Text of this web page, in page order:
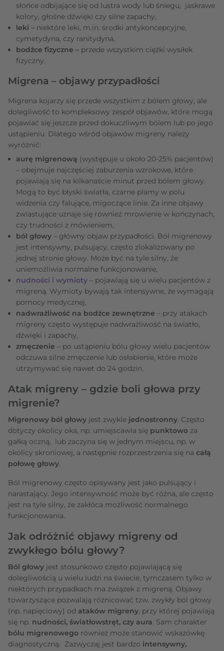
słońce odbijające się od lustra wody lub śniegu, jaskrawe
kolory, głośne dźwięki czy silne zapachy,
leki – niektóre leki, m.in. środki antykoncepcyjne,
cymetydyna, czy ranitydyna,
bodźce fizyczne – przede wszystkim ciężki wysiłek
fizyczny.
Migrena – objawy przypadłości
Migrena kojarzy się przede wszystkim z bólem głowy, ale
dolegliwość to kompleksowy zespół objawów, które mogą
pojawiać się jeszcze przed dokuczliwym bólem lub po jego
ustąpieniu. Dlatego wśród objawów migreny należy
wyróżnić:
aurę migrenową (występuje u około 20-25% pacjentów)
– obejmuje najczęściej zaburzenia wzrokowe, które
pojawiają się na kilkanaście minut przed bólem głowy.
Mogą to być błyski światła, czarne plamy w polu
widzenia czy falujące, migoczące linie. Za inne objawy
zwiastujące uznaje się również mrowienie w kończynach,
czy trudności z mówieniem,
ból głowy – główny objaw przypadłości. Ból migrenowy
jest intensywny, pulsujący, często zlokalizowany po
jednej stronie głowy. Może być na tyle silny, że
uniemożliwia normalne funkcjonowanie,
nudności i wymioty – pojawiają się u wielu pacjentów z
migreną. Wymioty bywają tak intensywne, że wymagają
pomocy medycznej,
nadwrażliwość na bodźce zewnętrzne – przy atakach
migreny często występuje nadwrażliwość na światło,
dźwięki i zapachy,
zmęczenie – po ustąpieniu bólu głowy wielu pacjentów
odczuwa silne zmęczenie lub osłabienie, które może
utrzymywać się nawet do 24 godzin.
Atak migreny – gdzie boli głowa przy
migrenie?
Migrenowy ból głowy jest zwykle jednostronny. Często
dotyczy okolicy oka, np. umiejscawia się punktowo za
gałką oczną, lub zaczyna się w jednym miejscu, np. w
okolicy skroniowej, a następnie rozprzestrzenia się na całą
połowę głowy.
Ból migrenowy często opisywany jest jako pulsujący i
narastający. Jego intensywność może być różna, ale często
jest na tyle silny, że zakłóca możliwość normalnego
funkcjonowania.
Jak odróżnić objawy migreny od
zwykłego bólu głowy?
Ból głowy jest stosunkowo często pojawiającą się
dolegliwością u wielu ludzi na świecie, tymczasem tylko w
niektórych przypadkach ma związek z migreną. Objawy
towarzyszące pozwalają różnicować tzw. zwykły ból głowy
(np. napięciowy) od ataków migreny, przy której pojawiają
się np. nudności, światłowstręt, czy aura. Sam charakter
bólu migrenowego również może stanowić wskazówkę
diagnostyczną. Zazwyczaj jest bardzo intensywny,